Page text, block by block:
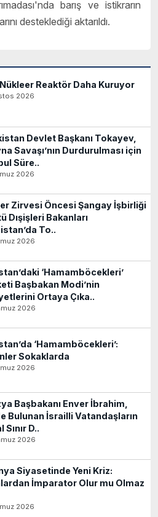
barış ve istikrarın
desteklediği aktarıldı.
Reaktör Daha Kuruyor
2026
Devlet Başkanı Tokayev,
Savaşı’nın Durdurulması için
Süre..
2026
Zirvesi Öncesi Şangay İşbirliği
Dışişleri Bakanları
To..
2026
‘Hamamböcekleri’
Başbakan Modi’nin
Ortaya Çıka..
2026
‘Hamamböcekleri’:
Sokaklarda
2026
Başbakanı Enver İbrahim,
Bulunan İsrailli Vatandaşların
Sınır D..
2026
Siyasetinde Yeni Kriz:
İmparator Olur mu Olmaz
2026